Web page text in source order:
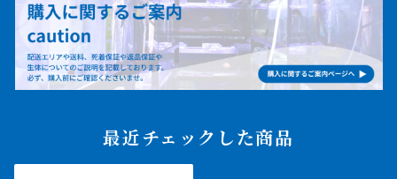
最近チェックした商品